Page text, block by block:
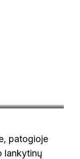
patogioje
lankytinų